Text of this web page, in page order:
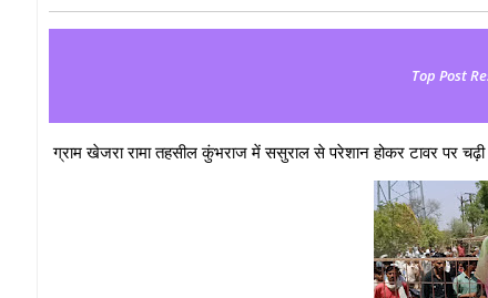
Top Post
ग्राम खेजरा रामा तहसील कुंभराज में ससुराल से परेशान होकर टावर पर चढ़ी